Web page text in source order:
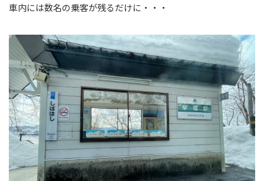
車内には数名の乗客が残るだけに・・・